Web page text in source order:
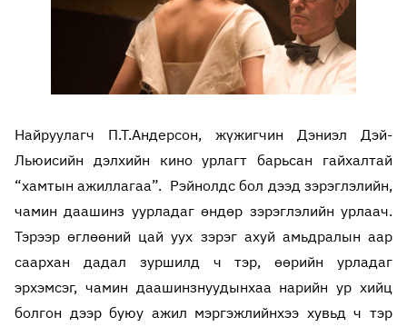
Найруулагч П.Т.Андерсон, жүжигчин Дэниэл Дэй-
Льюисийн дэлхийн кино урлагт барьсан гайхалтай
“хамтын ажиллагаа”. Рэйнолдс бол дээд зэрэглэлийн,
чамин даашинз уурладаг өндөр зэрэглэлийн урлаач.
Тэрээр өглөөний цай уух зэрэг ахуй амьдралын аар
саархан дадал зуршилд ч тэр, өөрийн урладаг
эрхэмсэг, чамин даашинзнуудынхаа нарийн ур хийц
болгон дээр буюу ажил мэргэжлийнхээ хувьд ч тэр